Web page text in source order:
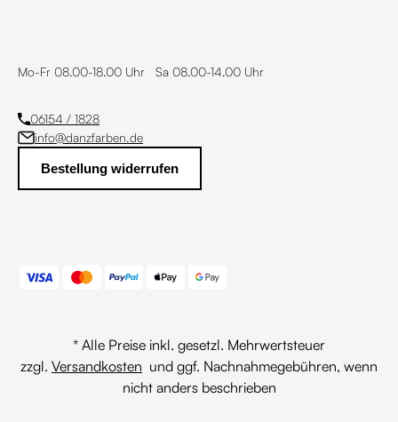
Mo-Fr 08.00-18.00 Uhr Sa 08.00-14.00 Uhr
06154 / 1828
info@danzfarben.de
Bestellung widerrufen
* Alle Preise inkl. gesetzl. Mehrwertsteuer
zzgl. Versandkosten und ggf. Nachnahmegebühren, wenn
nicht anders beschrieben